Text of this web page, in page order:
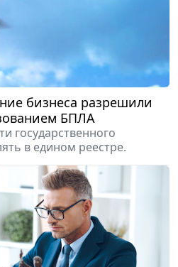
бизнеса разрешили
БПЛА
государственного
в едином реестре.